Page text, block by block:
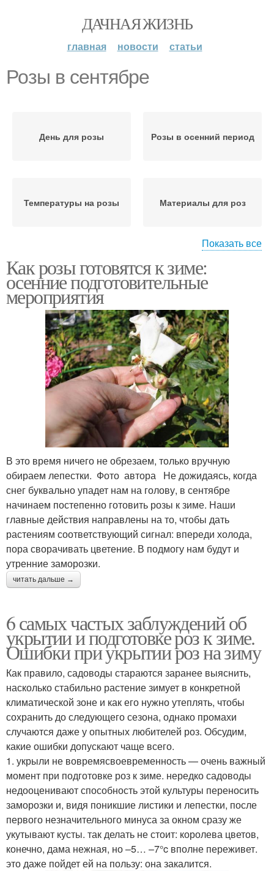
ДАЧНАЯ ЖИЗНЬ
главная новости статьи
Розы в сентябре
День для розы Розы в осенний период
Температуры на розы Материалы для роз
Розы в октябре Розы в ноябре
Розы к зиме Розы на зиму
Розы под бутылку Розы к холодам
Розы в контейнерах Розы из букета
Розы из черенка Розы в открытом грунте
Показать все
Как розы готовятся к зиме:
осенние подготовительные
мероприятия
В это время ничего не обрезаем, только вручную
обираем лепестки. Фото автора Не дожидаясь, когда
снег буквально упадет нам на голову, в сентябре
начинаем постепенно готовить розы к зиме. Наши
главные действия направлены на то, чтобы дать
растениям соответствующий сигнал: впереди холода,
пора сворачивать цветение. В подмогу нам будут и
утренние заморозки.
читать дальше →
6 самых частых заблуждений об
укрытии и подготовке роз к зиме.
Ошибки при укрытии роз на зиму
Как правило, садоводы стараются заранее выяснить,
насколько стабильно растение зимует в конкретной
климатической зоне и как его нужно утеплять, чтобы
сохранить до следующего сезона, однако промахи
случаются даже у опытных любителей роз. Обсудим,
какие ошибки допускают чаще всего.
1. укрыли не вовремясвоевременность — очень важный
момент при подготовке роз к зиме. нередко садоводы
недооценивают способность этой культуры переносить
заморозки и, видя поникшие листики и лепестки, после
первого незначительного минуса за окном сразу же
укутывают кусты. так делать не стоит: королева цветов,
конечно, дама нежная, но –5… –7°c вполне переживет.
это даже пойдет ей на пользу: она закалится.